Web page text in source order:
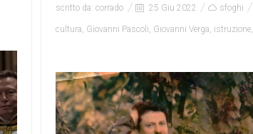
scritto da: corrado 25 Giu 2022 sfoghi
cultura, Giovanni Pascoli, Giovanni Verga, istruzione,